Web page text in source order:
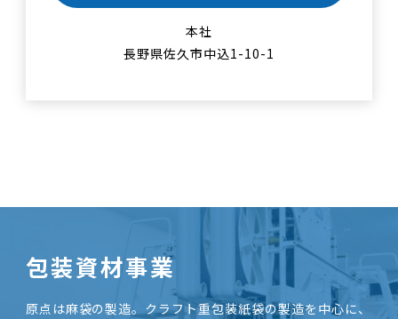
本社
長野県佐久市中込1-10-1
包装資材事業
原点は麻袋の製造。クラフト重包装紙袋の製造を中心に、